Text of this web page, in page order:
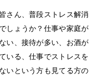
さん、普段ストレス解消
しょうか？仕事や家庭が
い、接待が多い、お酒が
いる、仕事でストレスを
いという方も見てる方の